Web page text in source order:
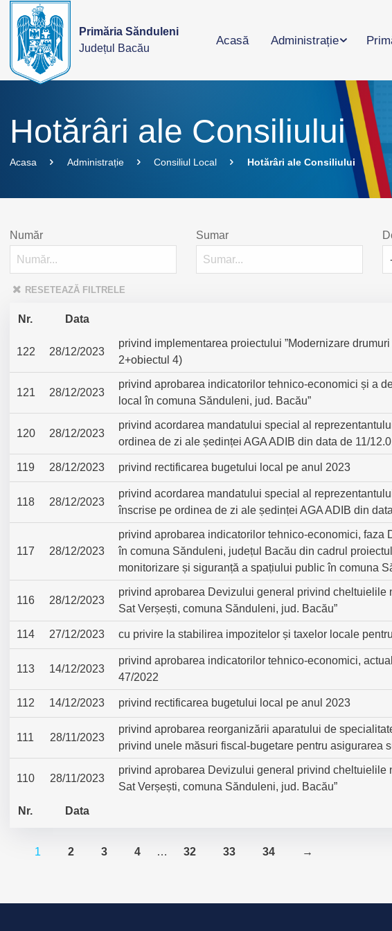
Primăria Sănduleni
Județul Bacău
Acasă Administrație
Hotărâri ale Consiliului
Acasa Administrație Consiliul Local Hotărâri ale Consiliului
Număr Sumar
RESETEAZĂ FILTRELE
Nr. Data
122 28/12/2023
privind implementarea proiectului ”Modernizare
2+obiectul 4)
121 28/12/2023
privind aprobarea indicatorilor tehnico-economici și a
local în comuna Sănduleni, jud. Bacău”
120 28/12/2023
privind acordarea mandatului special al
ordinea de zi ale ședinței AGA ADIB din data de 11/
119 28/12/2023 privind rectificarea bugetului local pe anul 2023
118 28/12/2023
privind acordarea mandatului special al
înscrise pe ordinea de zi ale ședinței AGA ADIB din
117 28/12/2023
privind aprobarea indicatorilor tehnico-economici, faza
în comuna Sănduleni, județul Bacău din cadrul
monitorizare și siguranță a spațiului public în comuna
116 28/12/2023
privind aprobarea Devizului general privind
Sat Verșești, comuna Sănduleni, jud. Bacău”
114 27/12/2023 cu privire la stabilirea impozitelor și taxelor locale
113 14/12/2023
privind aprobarea indicatorilor tehnico-economici,
47/2022
112 14/12/2023 privind rectificarea bugetului local pe anul 2023
111 28/11/2023
privind aprobarea reorganizării aparatului de
privind unele măsuri fiscal-bugetare pentru asigurarea
110 28/11/2023
privind aprobarea Devizului general privind
Sat Verșești, comuna Sănduleni, jud. Bacău”
Nr. Data
1 2 3 4 … 32 33 34 →